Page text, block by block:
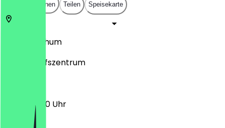
In App öffnen Teilen Speisekarte
Bochum
Am Einkaufszentrum
11:00 - 20:00 Uhr